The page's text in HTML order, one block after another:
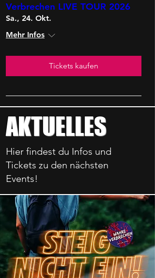
Verbrechen LIVE TOUR 2026
Sa., 24. Okt.
Mehr Infos
Tickets kaufen
AKTUELLES
Hier findest du Infos und
Tickets zu den nächsten
Events!